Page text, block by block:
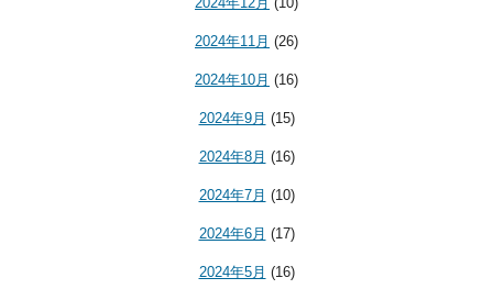
2024年11月 (26)
2024年10月 (16)
2024年9月 (15)
2024年8月 (16)
2024年7月 (10)
2024年6月 (17)
2024年5月 (16)